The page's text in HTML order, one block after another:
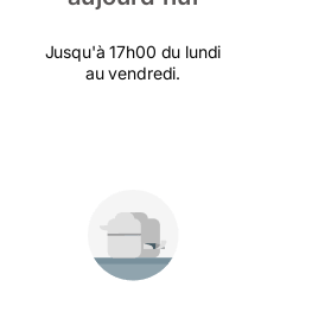
Jusqu'à 17h00 du lundi
au vendredi.